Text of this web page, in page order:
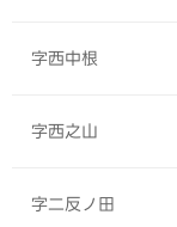
字西中根
字西之山
字二反ノ田